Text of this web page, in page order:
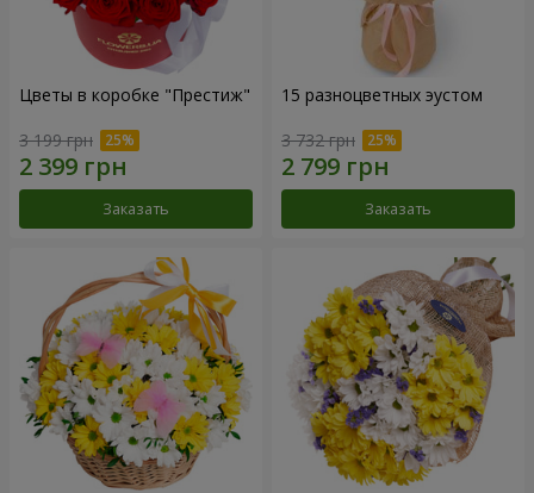
Цветы в коробке "Престиж"
3 199 грн
Заказать
15 разноцветных эустом
3 732 грн
Заказать